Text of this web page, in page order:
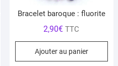
Bracelet baroque : fluorite
2,90€ TTC
Ajouter au panier